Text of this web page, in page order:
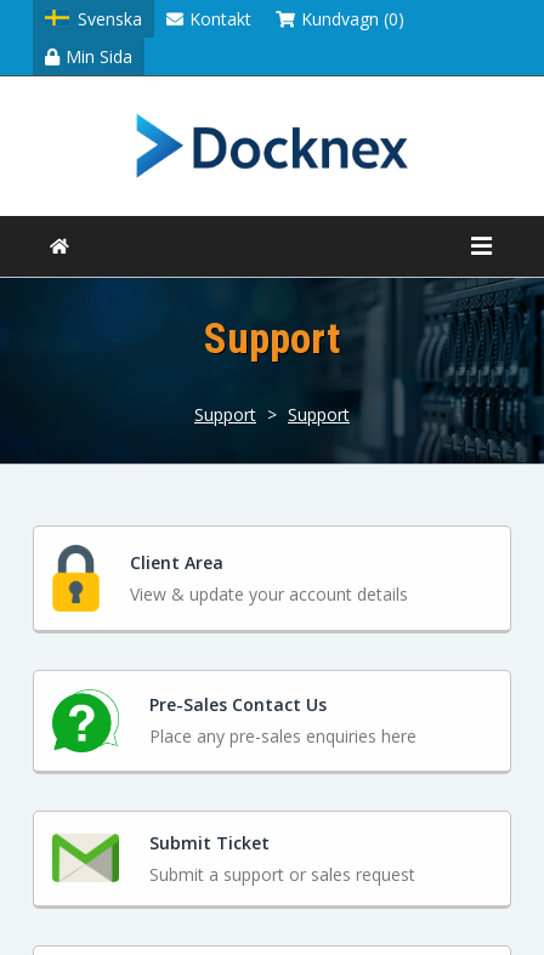
Svenska Kontakt
Kundvagn (0)
Min Sida
Support
Support > Support
Client Area
View & update your account details
Pre-Sales Contact Us
Place any pre-sales enquiries here
Submit Ticket
Submit a support or sales request